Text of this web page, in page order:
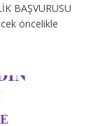
BAŞVURUSU
öncelikle